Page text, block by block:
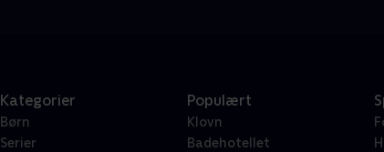
Kategorier
Børn
Serier
Populært
Klovn
Badehotellet